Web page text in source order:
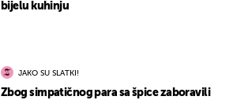
bijelu kuhinju
JAKO SU SLATKI!
Zbog simpatičnog para sa špice zaboravili